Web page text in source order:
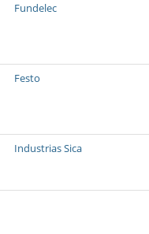
Fundelec
Festo
Industrias Sica